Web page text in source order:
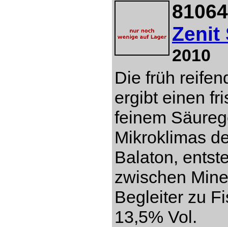
Zenit
2010
Die früh
ergibt einen
feinem
Mikroklimas
Balaton,
zwischen
Begleiter zu
13,5% Vol.